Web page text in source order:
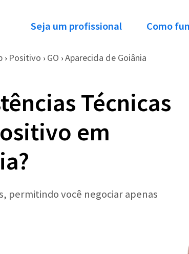
Seja um profissional Como
› Positivo › GO › Aparecida de Goiânia
Técnicas
em
permitindo você negociar apenas